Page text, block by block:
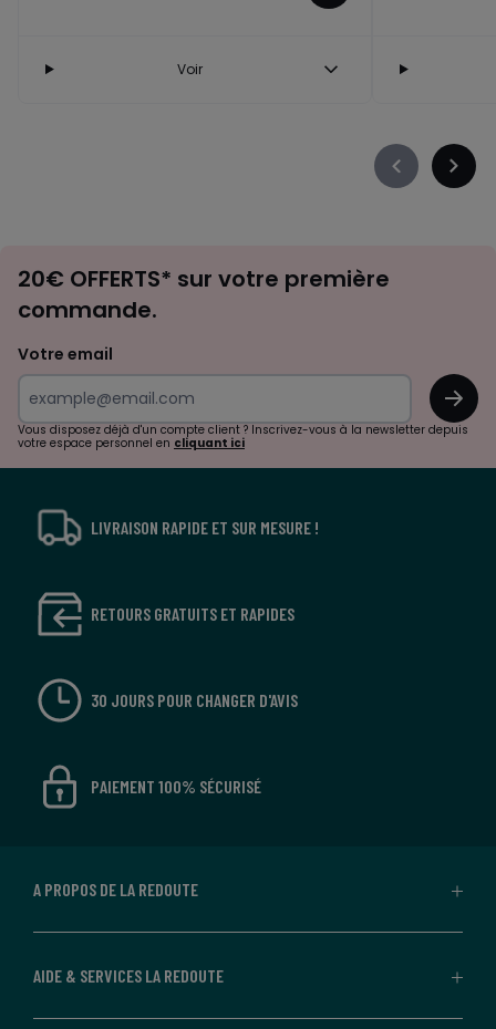
Voir
Précédent
d'inspirations
surprises?
20€ OFFERTS* sur votre première
commande.
Votre email
OK
Vous disposez déjà d'un compte client ? Inscrivez-vous à la newsletter depuis
votre espace personnel en cliquant ici
LIVRAISON RAPIDE ET SUR MESURE !
RETOURS GRATUITS ET RAPIDES
30 JOURS POUR CHANGER D'AVIS
PAIEMENT 100% SÉCURISÉ
A PROPOS DE LA REDOUTE
AIDE & SERVICES LA REDOUTE